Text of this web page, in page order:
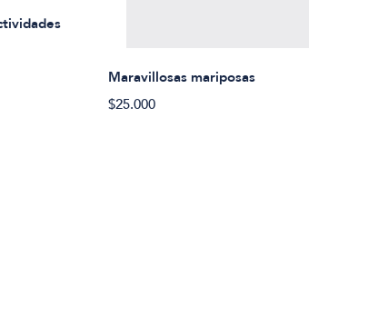
Maravillosas mariposas
$25.000